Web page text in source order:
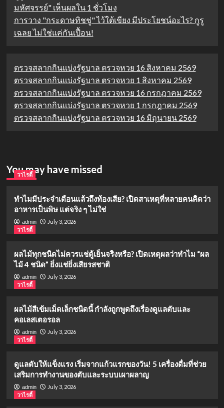
มหัศจรรย์" เห็นผลใน 1 ชั่วโมง
การวาง "กระดาษทิชชู่" ไว้ใต้เขียง มีประโยชน์อะไร? กูรู
เฉลย ไม่ใช่แค่กันเปื้อน!
ตรวจสลากกินแบ่งรัฐบาล ตรวจหวย 16 สิงหาคม 2569
ตรวจสลากกินแบ่งรัฐบาล ตรวจหวย 1 สิงหาคม 2569
ตรวจสลากกินแบ่งรัฐบาล ตรวจหวย 16 กรกฎาคม 2569
ตรวจสลากกินแบ่งรัฐบาล ตรวจหวย 1 กรกฎาคม 2569
ตรวจสลากกินแบ่งรัฐบาล ตรวจหวย 16 มิถุนายน 2569
You may have missed
วาไรตี้
ทำไมมีประจำเดือนแล้วถึงท้องเสีย? เปิดสาเหตุที่หลายคนคิดว่า
อาหารเป็นพิษ แต่จริง ๆ ไม่ใช่
admin
July 3, 2026
วาไรตี้
ผลไม้ทุกชนิดไม่ควรแช่ตู้เย็นจริงหรือ? เปิดเหตุผลว่าทำไม “ผล
ไม้ 4 ชนิด” ยิ่งแช่ยิ่งเสียรสชาติ
admin
July 3, 2026
วาไรตี้
ผลไม้สีเข้มเม็ดเล็กชนิดนี้ กำลังถูกพูดถึงเรื่องดูแลตับและ
คอเลสเตอรอล
admin
July 3, 2026
วาไรตี้
ดูแลตับให้แข็งแรง เริ่มจากแก้วแรกของวัน! 5 เครื่องดื่มที่ช่วย
เสริมการทำงานของตับและระบบเผาผลาญ
admin
July 3, 2026
วาไรตี้